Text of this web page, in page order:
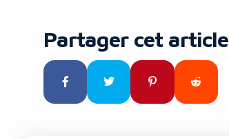
Partager cet article